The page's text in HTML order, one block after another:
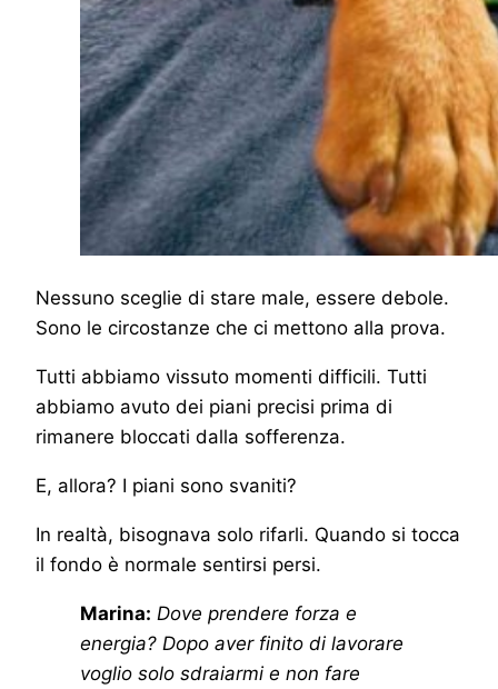
Nessuno sceglie di stare male, essere debole.
Sono le circostanze che ci mettono alla prova.
Tutti abbiamo vissuto momenti difficili. Tutti
abbiamo avuto dei piani precisi prima di
rimanere bloccati dalla sofferenza.
E, allora? I piani sono svaniti?
In realtà, bisognava solo rifarli. Quando si tocca
il fondo è normale sentirsi persi.
Marina: Dove prendere forza e
energia? Dopo aver finito di lavorare
voglio solo sdraiarmi e non fare